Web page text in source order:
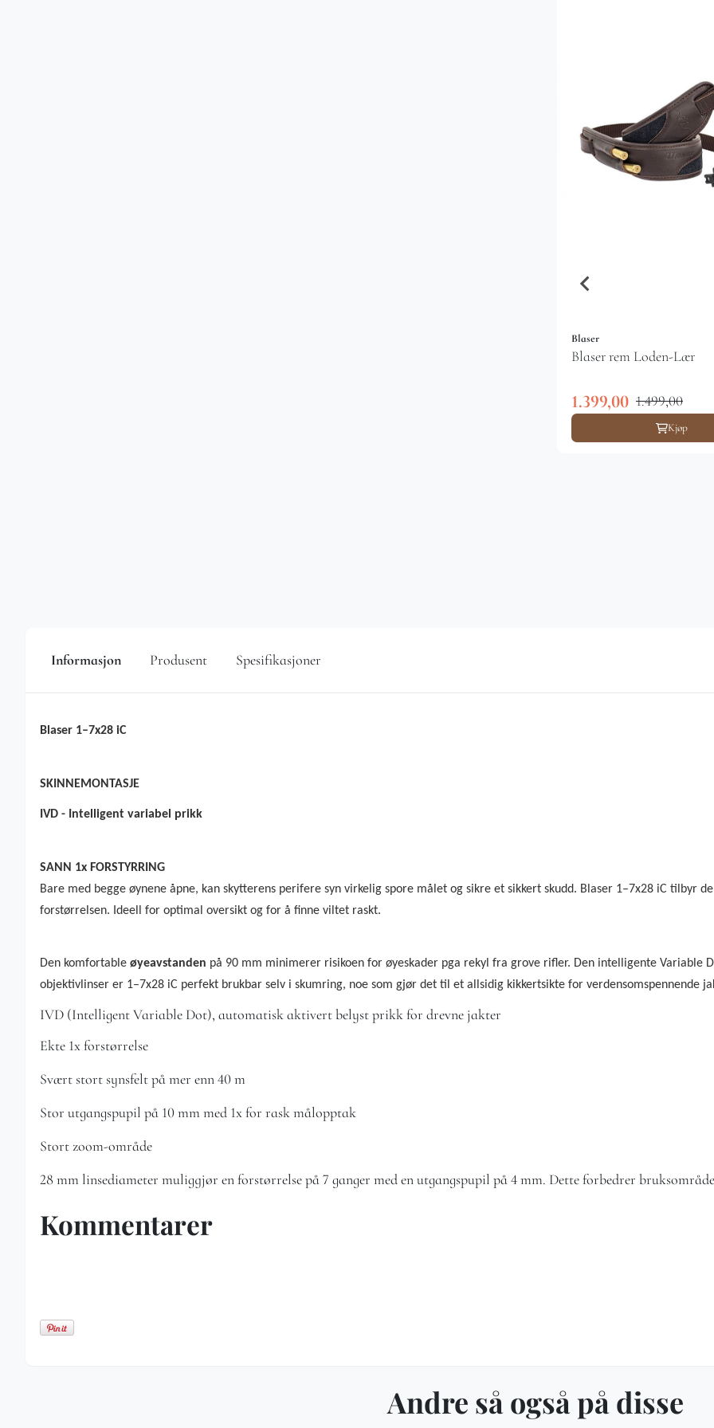
Blaser
Blaser rem Loden-Lær
1.399,00 1.499,00
Kjøp
Informasjon Produsent Spesifikasjoner
Blaser 1–7x28 iC
SKINNEMONTASJE
IVD - Intelligent variabel prikk
SANN 1x FORSTYRRING
Bare med begge øynene åpne, kan skytterens perifere syn virkelig spore målet og sikre et sikkert skudd. Blaser 1–7x28 iC tilbyr
forstørrelsen. Ideell for optimal oversikt og for å finne viltet raskt.
Den komfortable øyeavstanden på 90 mm minimerer risikoen for øyeskader pga rekyl fra grove rifler. Den intelligente Variable
objektivlinser er 1–7x28 iC perfekt brukbar selv i skumring, noe som gjør det til et allsidig kikkertsikte for verdensomspennende
IVD (Intelligent Variable Dot), automatisk aktivert belyst prikk for drevne jakter
Ekte 1x forstørrelse
Svært stort synsfelt på mer enn 40 m
Stor utgangspupil på 10 mm med 1x for rask målopptak
Stort zoom-område
28 mm linsediameter muliggjør en forstørrelse på 7 ganger med en utgangspupil på 4 mm. Dette forbedrer
Kommentarer
Andre så også på disse